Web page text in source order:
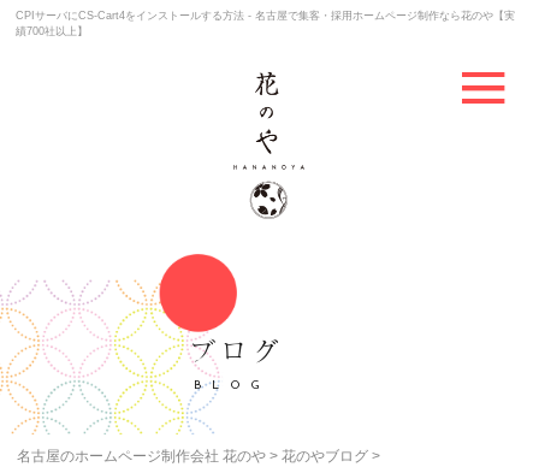
CPIサーバにCS-Cart4をインストールする方法 - 名古屋で集客・採用ホームページ制作なら花のや【実
績700社以上】
ブログ
BLOG
名古屋のホームページ制作会社 花のや
花のやブログ